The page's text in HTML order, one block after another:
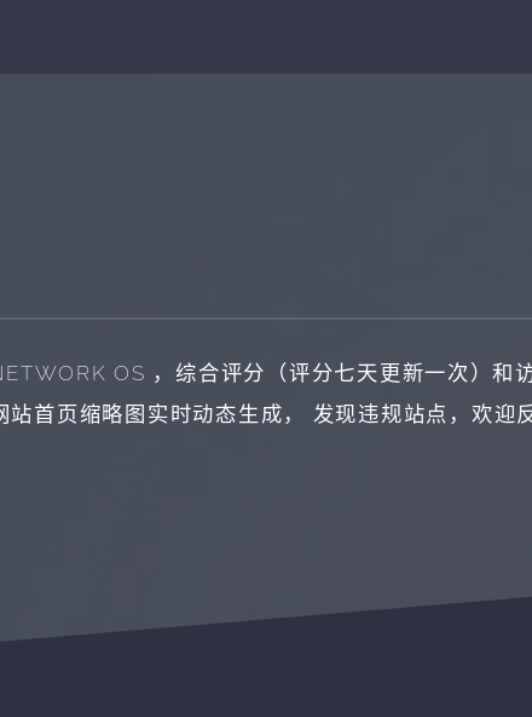
OS ，综合评分（评分七天更新一次）和
首页缩略图实时动态生成， 发现违规站点，欢迎